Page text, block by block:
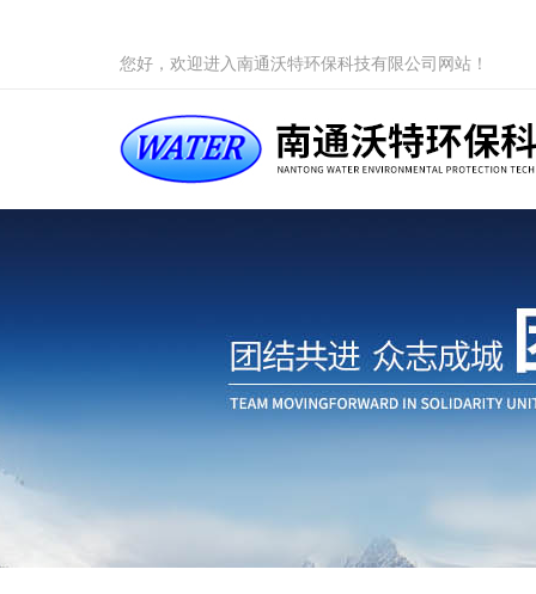
您好，欢迎进入南通沃特环保科技有限公司网站！